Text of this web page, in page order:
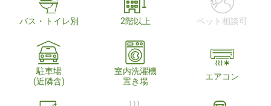
バス・トイレ別 2階以上 ペット相談可
駐車場
(近隣含)
室内洗濯機
置き場
エアコン